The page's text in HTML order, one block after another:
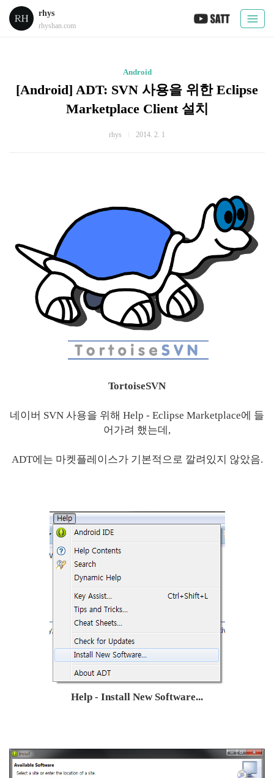
rhys
rhyshan.com
Android
[Android] ADT: SVN 사용을 위한 Eclipse
Marketplace Client 설치
rhys 2014. 2. 1
TortoiseSVN
네이버 SVN 사용을 위해 Help - Eclipse Marketplace에 들
어가려 했는데,
ADT에는 마켓플레이스가 기본적으로 깔려있지 않았음.
Help - Install New Software...